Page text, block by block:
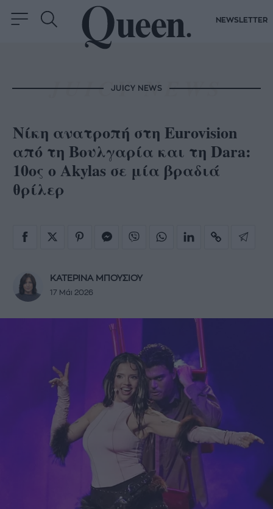
NEWSLETTER
JUICY NEWS
Νίκη ανατροπή στη Eurovision
από τη Βουλγαρία και τη Dara:
10ος ο Αkylas σε μία βραδιά
θρίλερ
ΚΑΤΕΡΙΝΑ ΜΠΟΥΣΙΟΥ
17 Μάι 2026